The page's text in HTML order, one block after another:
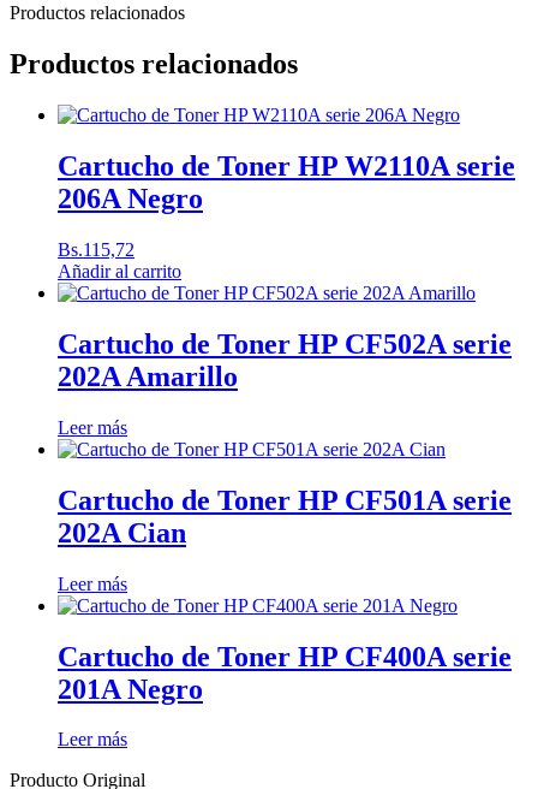
Productos relacionados
Productos relacionados
Cartucho de Toner HP W2110A serie
206A Negro
Bs.115,72
Añadir al carrito
Cartucho de Toner HP CF502A serie
202A Amarillo
Leer más
Cartucho de Toner HP CF501A serie
202A Cian
Leer más
Cartucho de Toner HP CF400A serie
201A Negro
Leer más
Producto Original